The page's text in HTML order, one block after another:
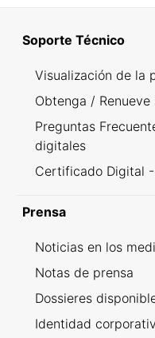
Soporte Técnico
Visualización de la
Obtenga /
Preguntas
digitales
Certificado Digital
Prensa
Noticias en los
Notas de prensa
Dossieres
Identidad